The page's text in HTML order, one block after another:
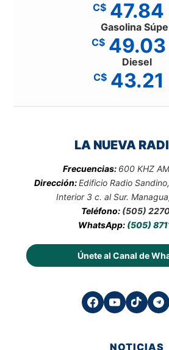
C$ 47.84
Gasolina
C$ 49.03
Diesel
C$ 43.21
LA NUEVA
Frecuencias: 600 KHZ
Dirección:Edificio Radio
Interior 3 c. al Sur.
Teléfono: (505)
WhatsApp: (505)
Únete al Canal de
NOTICIAS